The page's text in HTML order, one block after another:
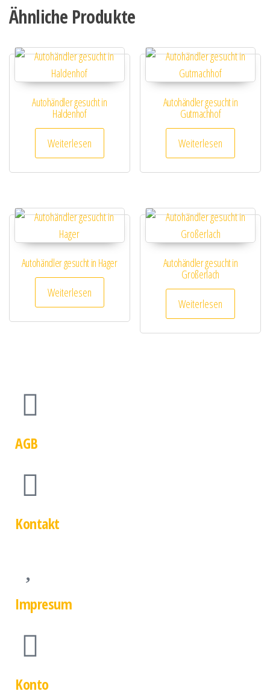
Ähnliche Produkte
Autohändler gesucht in
Haldenhof
Weiterlesen
Autohändler gesucht in
Gutmachhof
Weiterlesen
Autohändler gesucht in Hager
Weiterlesen
Autohändler gesucht in
Großerlach
Weiterlesen
AGB
Kontakt
Impresum
Konto